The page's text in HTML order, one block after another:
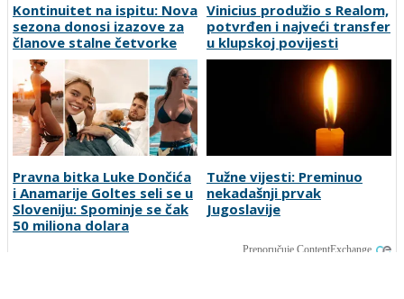
Kontinuitet na ispitu: Nova
sezona donosi izazove za
članove stalne četvorke
Vinicius produžio s Realom,
potvrđen i najveći transfer
u klupskoj povijesti
Pravna bitka Luke Dončića
i Anamarije Goltes seli se u
Sloveniju: Spominje se čak
50 miliona dolara
Tužne vijesti: Preminuo
nekadašnji prvak
Jugoslavije
Preporučuje ContentExchange